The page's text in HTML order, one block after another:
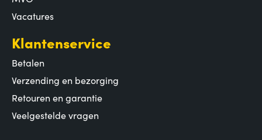
Vacatures
Klantenservice
Betalen
Verzending en bezorging
Retouren en garantie
Veelgestelde vragen